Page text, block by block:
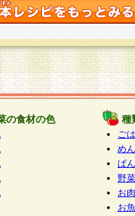
の食材の色 種
ご
めん
ぱん
野
お
お